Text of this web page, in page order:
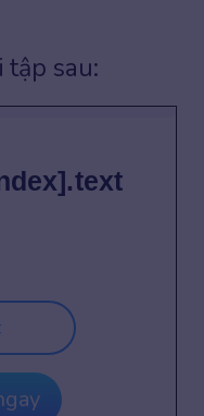
tập sau: